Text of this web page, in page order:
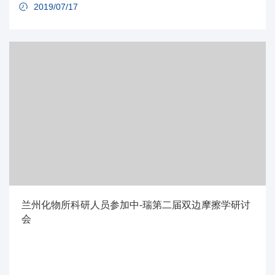
2019/07/17
兰州化物所科研人员参加中-瑞第二届双边摩擦学研讨
会